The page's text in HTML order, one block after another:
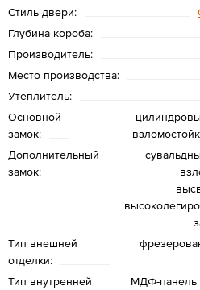
Стиль двери:
Глубина короба:
Производитель:
Место производства:
Утеплитель:
Основной
замок:
Дополнительный
замок:
Тип внешней
отделки:
Тип внутренней
МДФ-панель